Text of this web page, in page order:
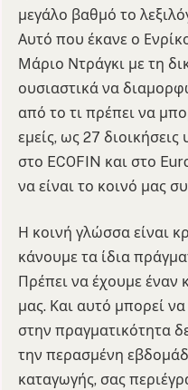
μεγάλο βαθμό το
Αυτό που έκανε ο
Μάριο Ντράγκι με τη
ουσιαστικά να
από το τι πρέπει να
εμείς, ως 27
στο ECOFIN και στο
να είναι το κοινό μας
Η κοινή γλώσσα είναι
κάνουμε τα ίδια
Πρέπει να έχουμε έναν
μας. Και αυτό μπορεί
στην πραγματικότητα
την περασμένη
καταγωγής, σας